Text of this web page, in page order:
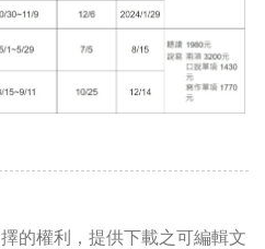
的權利，提供下載之可編輯文